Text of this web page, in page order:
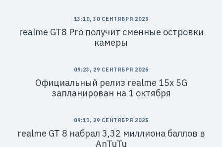
13:10, 30 СЕНТЯБРЯ 2025
realme GT8 Pro получит сменные островки
камеры
09:23, 29 СЕНТЯБРЯ 2025
Официальный релиз realme 15x 5G
запланирован на 1 октября
09:11, 29 СЕНТЯБРЯ 2025
realme GT 8 набрал 3,32 миллиона баллов в
AnTuTu